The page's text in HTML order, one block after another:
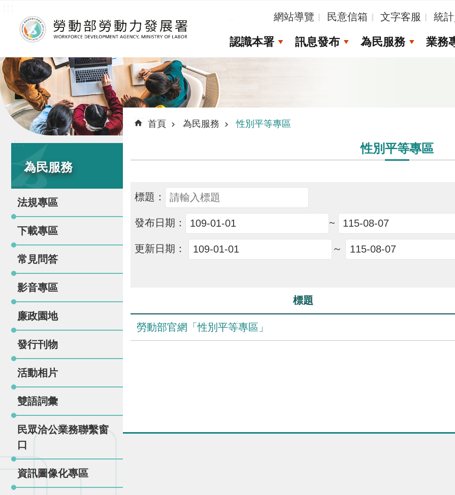
網站導覽 民意信箱 文字客服 統
認識本署 訊息發布 為民服務 業務
:::
為民服務
法規專區
下載專區
常見問答
影音專區
廉政園地
發行刊物
活動相片
雙語詞彙
民眾洽公業務聯繫窗
口
資訊圖像化專區
::: 首頁 為民服務 性別平等專區
性別平等專區
標題：
發布日期： ~
更新日期： ～
標題
勞動部官網「性別平等專區」